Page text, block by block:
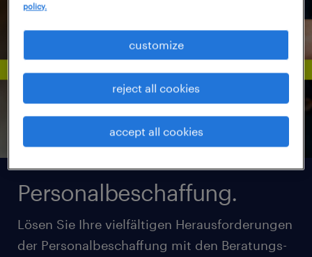
Personalbeschaffung.
Lösen Sie Ihre vielfältigen Herausforderungen
der Personalbeschaffung mit den Beratungs-
policy.
customize
reject all cookies
accept all cookies